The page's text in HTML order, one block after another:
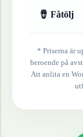
🪘 Fåtölj
* Priserna är
beroende på
Att anlita en